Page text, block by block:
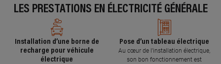
LES PRESTATIONS EN ÉLECTRICITÉ GÉNÉRALE
Installation d’une borne de
recharge pour véhicule
électrique
Pose d’un tableau électrique
Au cœur de l’installation électrique,
son bon fonctionnement est